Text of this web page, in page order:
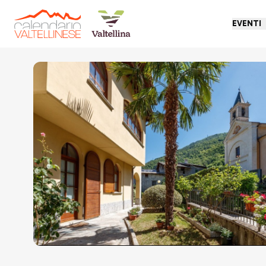
EVENTI
Torna indietro